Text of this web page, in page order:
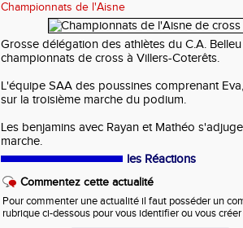
Championnats de l'Aisne
Grosse délégation des athlètes du C.A.
championnats de cross à Villers-Coterêts.
L'équipe SAA des poussines comprenant
sur la troisième marche du podium.
Les benjamins avec Rayan et Mathéo
marche.
les Réactions
Commentez cette actualité
Pour commenter une actualité il faut posséder un
rubrique ci-dessous pour vous identifier ou vous